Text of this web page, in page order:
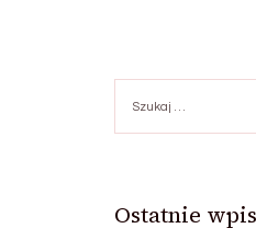
Ostatnie